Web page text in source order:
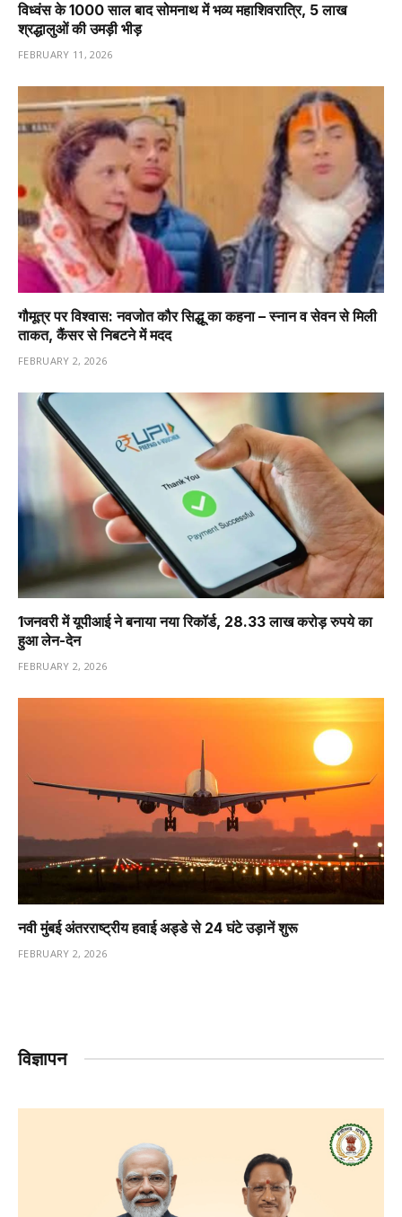
विध्वंस के 1000 साल बाद सोमनाथ में भव्य महाशिवरात्रि, 5 लाख
श्रद्धालुओं की उमड़ी भीड़
FEBRUARY 11, 2026
गौमूत्र पर विश्वास: नवजोत कौर सिद्धू का कहना – स्नान व सेवन से मिली
ताकत, कैंसर से निबटने में मदद
FEBRUARY 2, 2026
1️जनवरी में यूपीआई ने बनाया नया रिकॉर्ड, 28.33 लाख करोड़ रुपये का
हुआ लेन-देन
FEBRUARY 2, 2026
नवी मुंबई अंतरराष्ट्रीय हवाई अड्डे से 24 घंटे उड़ानें शुरू
FEBRUARY 2, 2026
विज्ञापन